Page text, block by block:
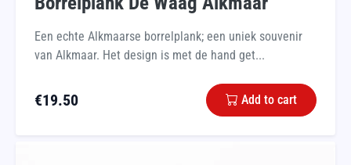
Een echte Alkmaarse borrelplank; een uniek souvenir
van Alkmaar. Het design is met de hand get...
€19.50 Add to cart